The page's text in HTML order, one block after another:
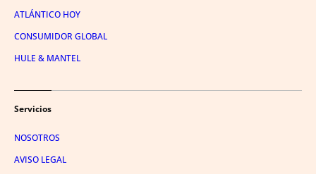
ATLÁNTICO HOY
CONSUMIDOR GLOBAL
HULE & MANTEL
Servicios
NOSOTROS
AVISO LEGAL